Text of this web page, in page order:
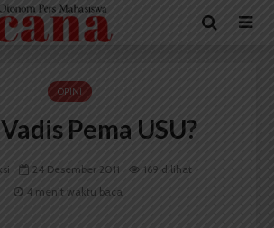
OPINI
Pema USU?
24 Desember 2011
169 dilihat
4 menit waktu baca